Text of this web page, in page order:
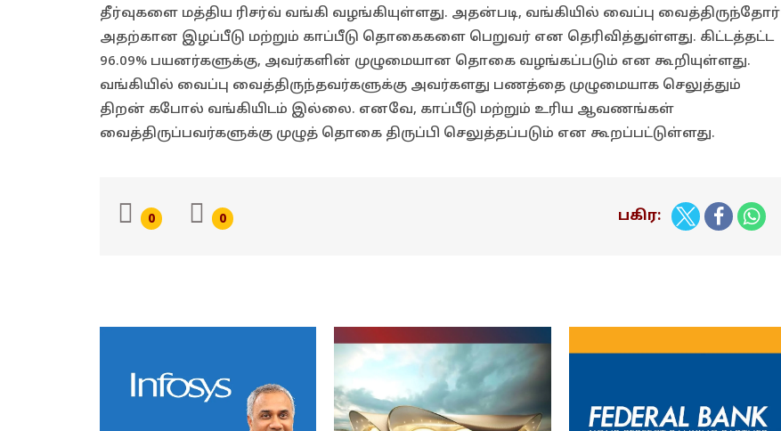
தீர்வுகளை மத்திய ரிசர்வ் வங்கி வழங்கியுள்ளது. அதன்படி, வங்கியில் வைப்பு வைத்திருந்தோர்
அதற்கான இழப்பீடு மற்றும் காப்பீடு தொகைகளை பெறுவர் என தெரிவித்துள்ளது. கிட்டத்தட்ட
96.09% பயனர்களுக்கு, அவர்களின் முழுமையான தொகை வழங்கப்படும் என கூறியுள்ளது.
வங்கியில் வைப்பு வைத்திருந்தவர்களுக்கு அவர்களது பணத்தை முழுமையாக செலுத்தும்
திறன் கபோல் வங்கியிடம் இல்லை. எனவே, காப்பீடு மற்றும் உரிய ஆவணங்கள்
வைத்திருப்பவர்களுக்கு முழுத் தொகை திருப்பி செலுத்தப்படும் என கூறப்பட்டுள்ளது.
0 0 பகிர: